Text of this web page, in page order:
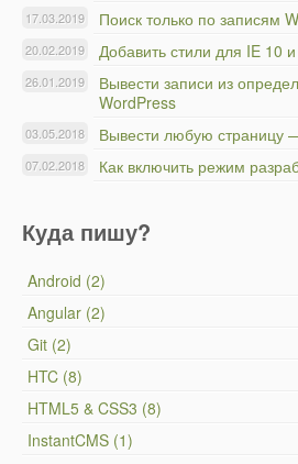
Поиск только по записям
17.03.2019
Добавить стили для IE 10
20.02.2019
Вывести записи из
WordPress
26.01.2019
Вывести любую страницу
03.05.2018
Как включить режим
07.02.2018
Куда пишу?
Android (2)
Angular (2)
Git (2)
HTC (8)
HTML5 & CSS3 (8)
InstantCMS (1)